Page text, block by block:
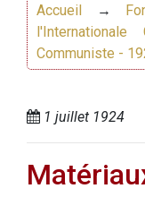
Accueil →
l'Internationale
Communiste -
1 juillet 1924